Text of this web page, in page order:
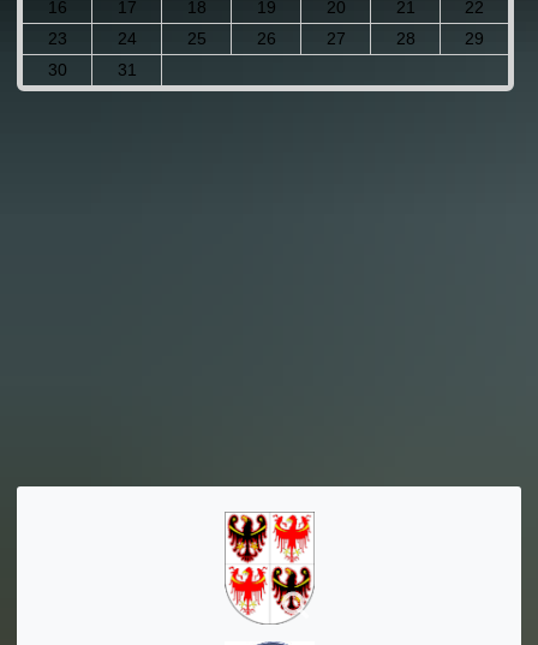
16 17 18 19 20 21
22
23
24 25 26 27 28
29
30
31